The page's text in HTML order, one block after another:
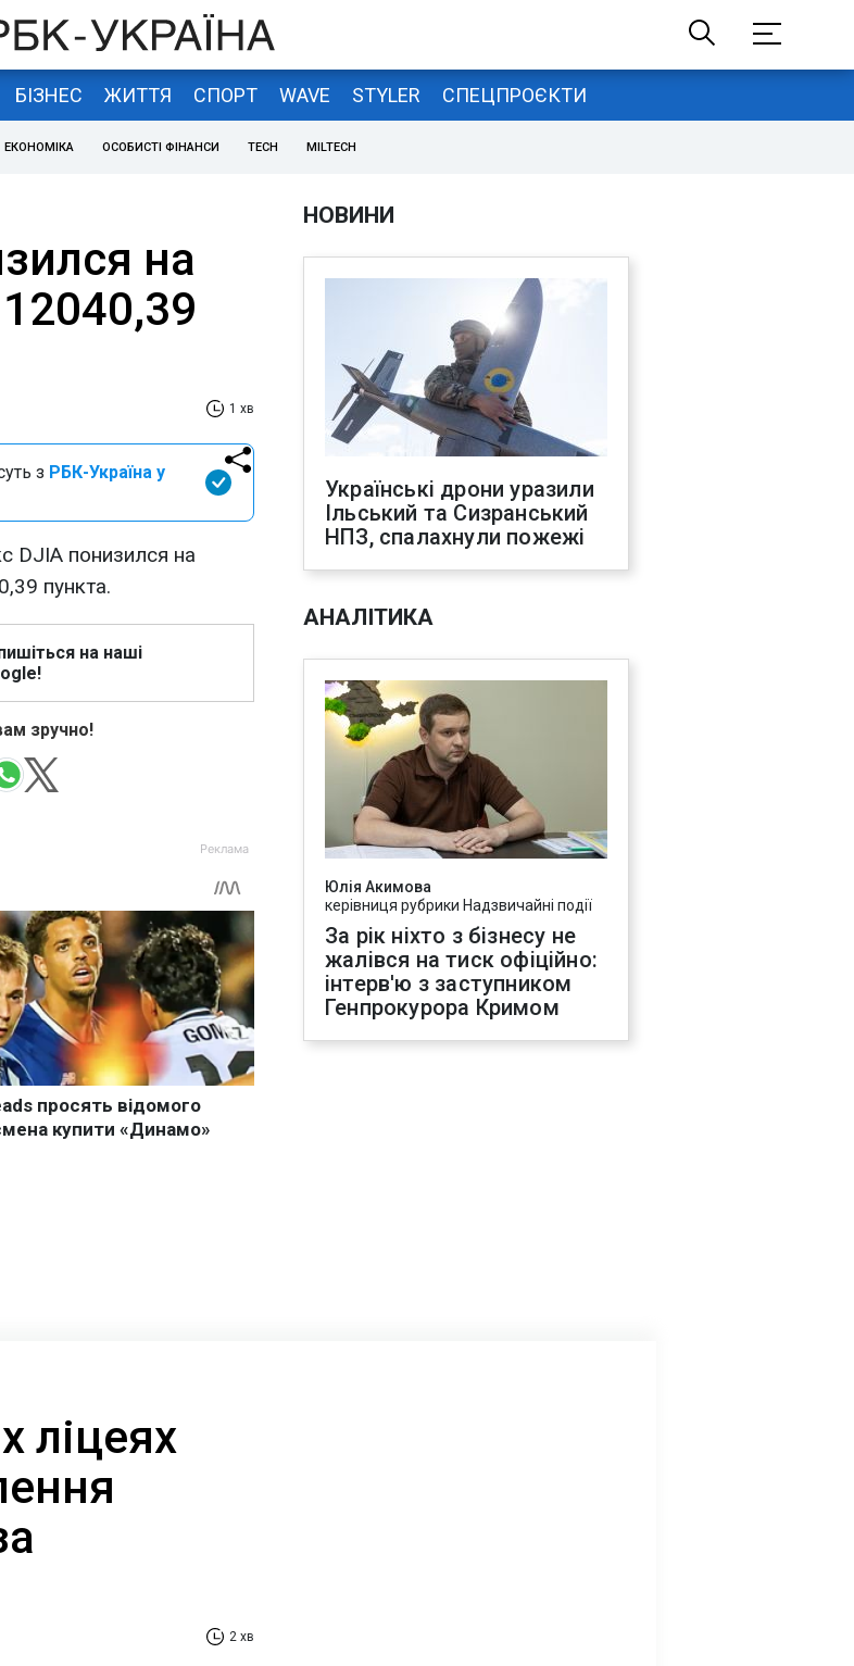
БІЗНЕС ЖИТТЯ СПОРТ WAVE STYLER СПЕЦПРОЄКТИ
ЕКОНОМІКА ОСОБИСТІ ФІНАНСИ TECH MILTECH
на
1 хв
з РБК-Україна у
DJIA понизился на
пункта.
на наші
зручно!
НОВИНИ
Українські дрони уразили
Ільський та Сизранський
НПЗ, спалахнули пожежі
АНАЛІТИКА
Юлія Акимова
керівниця рубрики Надзвичайні події
За рік ніхто з бізнесу не
жалівся на тиск офіційно:
інтерв'ю з заступником
Генпрокурора Кримом
ліцеях
2 хв